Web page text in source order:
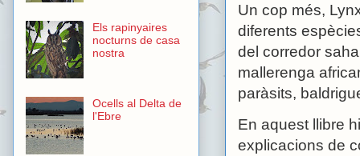
Un cop més,
diferents
del corredor
mallerenga
paràsits,
En aquest llibre
explicacions de
Els rapinyaires
nocturns de casa
nostra
Ocells al Delta de
l'Ebre